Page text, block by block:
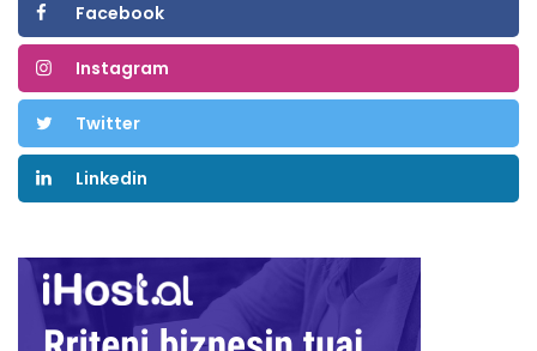
Facebook
Instagram
Twitter
Linkedin